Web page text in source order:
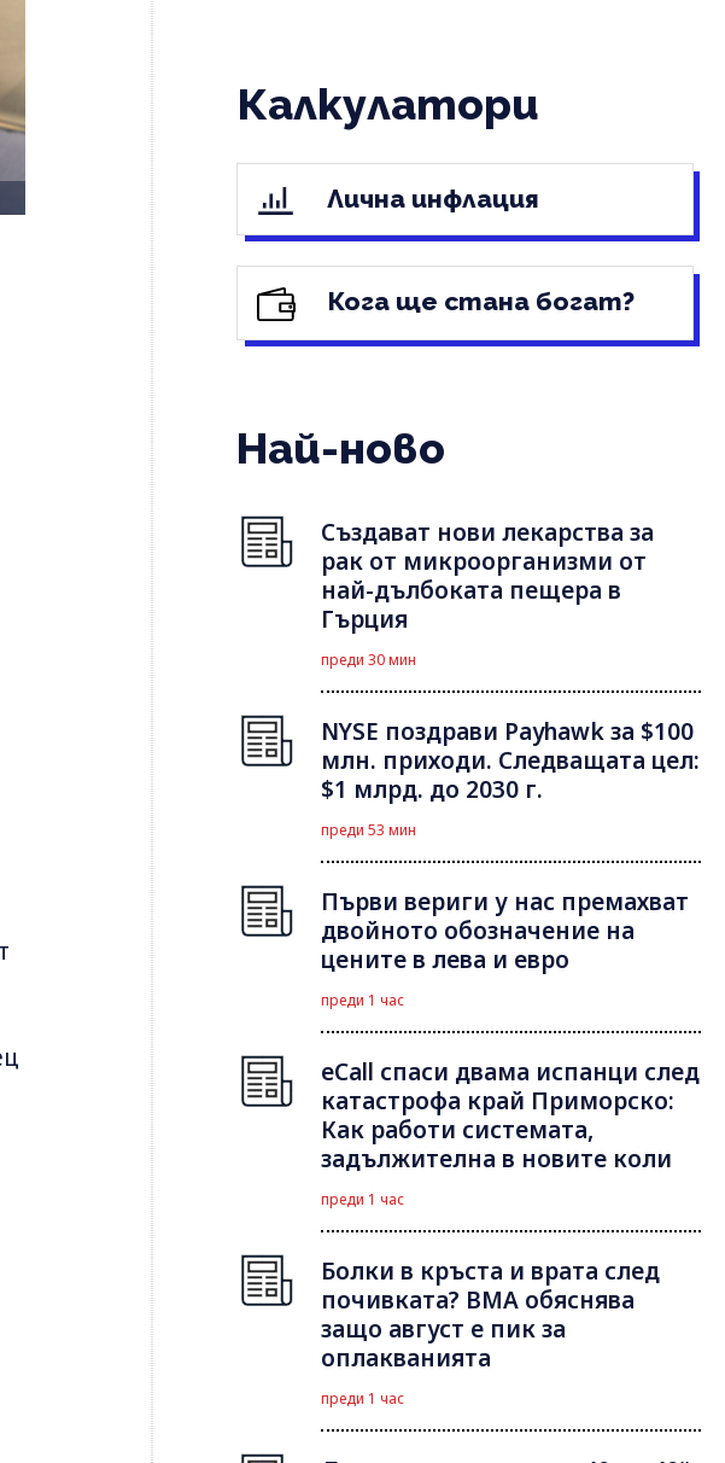
Калкулатори
Лична инфлация
Кога ще стана богат?
Най-ново
Създават нови лекарства за
рак от микроорганизми от
най-дълбоката пещера в
Гърция
преди 30 мин
NYSE поздрави Payhawk за $100
млн. приходи. Следващата цел:
$1 млрд. до 2030 г.
преди 53 мин
Първи вериги у нас премахват
двойното обозначение на
цените в лева и евро
преди 1 час
eCall спаси двама испанци след
катастрофа край Приморско:
Как работи системата,
задължителна в новите коли
преди 1 час
Болки в кръста и врата след
почивката? ВМА обяснява
защо август е пик за
оплакванията
преди 1 час